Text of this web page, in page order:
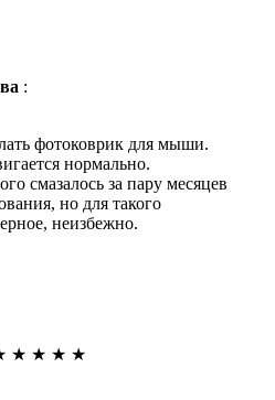
:
фотоковрик для мыши.
нормально.
смазалось за пару месяцев
но для такого
неизбежно.
★ ★ ★ ★